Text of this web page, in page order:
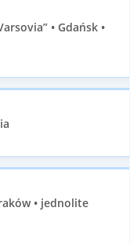
• Gdańsk •
• jednolite